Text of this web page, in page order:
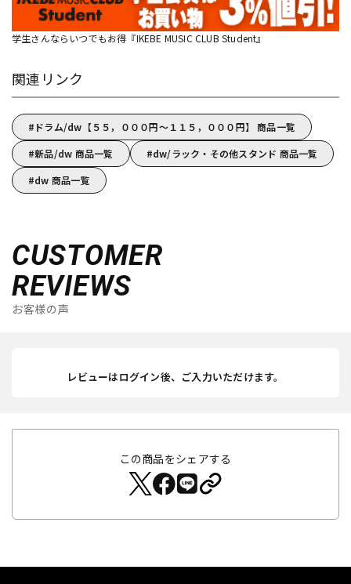
学生さんならいつでもお得『IKEBE MUSIC CLUB Student』
関連リンク
ドラム/dw【５５，０００円～１１５，０００円】 商品一覧
新品/dw 商品一覧
dw/ラック・その他スタンド 商品一覧
dw 商品一覧
CUSTOMER
REVIEWS
お客様の声
レビューはログイン後、ご入力いただけます。
この商品をシェアする